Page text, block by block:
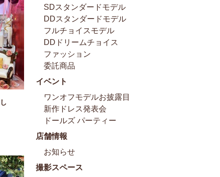
SDスタンダードモデル
DDスタンダードモデル
フルチョイスモデル
DDドリームチョイス
ファッション
委託商品
イベント
ワンオフモデルお披露目
新作ドレス発表会
ドールズ パーティー
店舗情報
お知らせ
撮影スペース